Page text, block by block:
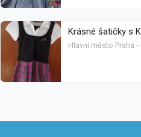
Krásné šatičky s
Hlavní město Praha -